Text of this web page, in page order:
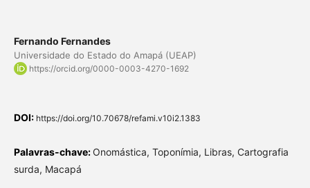
Fernando Fernandes
Universidade do Estado do Amapá (UEAP)
https://orcid.org/0000-0003-4270-1692
DOI: https://doi.org/10.70678/refami.v10i2.1383
Palavras-chave: Onomástica, Toponímia, Libras, Cartografia
surda, Macapá